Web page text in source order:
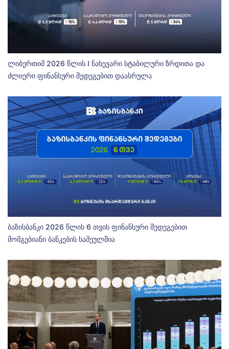
ლიბერთიმ 2026 წლის I ნახევარი სტაბილური ზრდითა და
ძლიერი ფინანსური შედეგებით დაასრულა
ბაზისბანკი 2026 წლის 6 თვის ფინანსური შედეგებით
მომგებიანი ბანკების სამეულშია